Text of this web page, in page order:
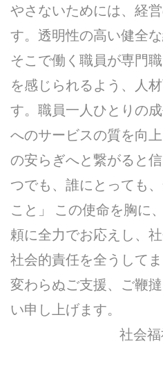
やさないためには、経
す。透明性の高い健全
そこで働く職員が専門
を感じられるよう、人
す。職員一人ひとりの
へのサービスの質を向
の安らぎへと繋がると
つでも、誰にとっても
こと」 この使命を胸に
頼に全力でお応えし、
社会的責任を全うして
変わらぬご支援、ご鞭
い申し上げます。
社会